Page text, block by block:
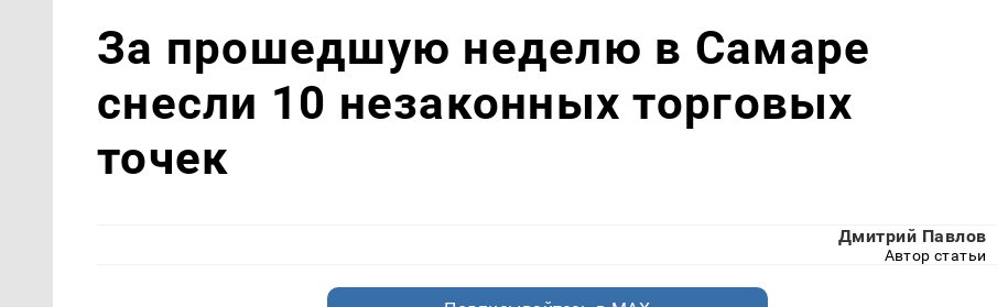
За прошедшую неделю в Самаре
снесли 10 незаконных торговых
точек
Дмитрий Павлов
Автор статьи